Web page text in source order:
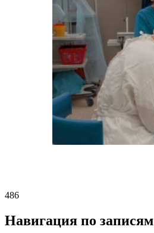
486
Навигация по записям